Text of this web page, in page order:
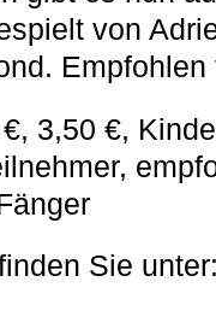
von
3,50 €,
Sie